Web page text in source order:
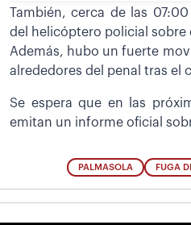
También, cerca de las
del helicóptero policial sobre
Además, hubo un fuerte
alrededores del penal tras el
Se espera que en las
emitan un informe oficial
PALMASOLA FUGA